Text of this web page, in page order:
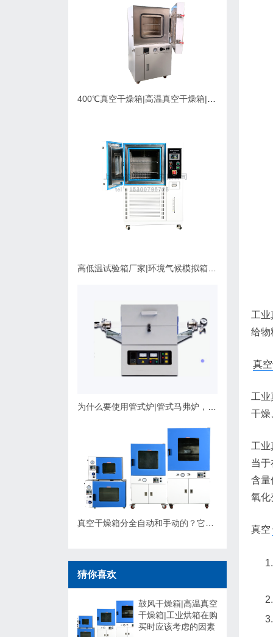
工
给物
真
工
干燥
工
当
含量
氧化
真空
猜你喜欢
鼓风干燥箱|高温真空
干燥箱|工业烘箱在购
买时应该考虑的因素